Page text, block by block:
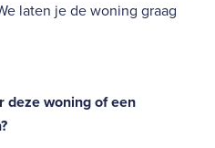
laten je de woning graag
deze woning of een